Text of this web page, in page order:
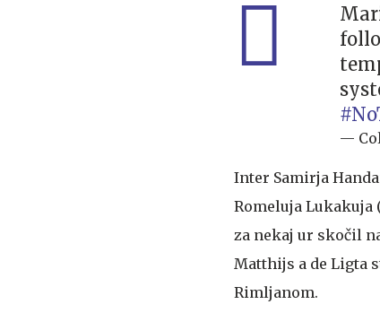
—
Inter Samirja
Romeluja Lukakuja
za nekaj ur skočil
Matthijs a de Ligta
Rimljanom.